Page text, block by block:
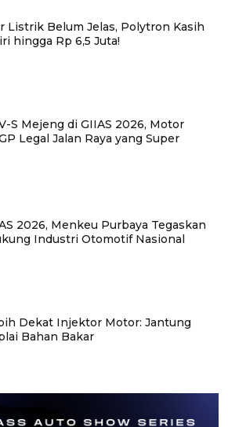
Listrik Belum Jelas, Polytron Kasih
hingga Rp 6,5 Juta!
S Mejeng di GIIAS 2026, Motor
Legal Jalan Raya yang Super
2026, Menkeu Purbaya Tegaskan
Industri Otomotif Nasional
Dekat Injektor Motor: Jantung
Bahan Bakar